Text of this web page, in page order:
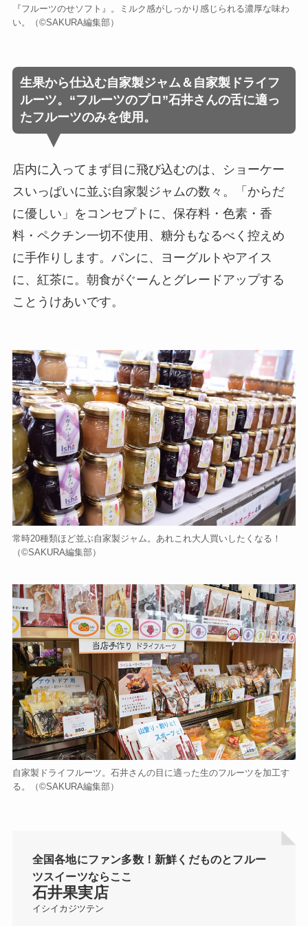
『フルーツのせソフト』。ミルク感がしっかり感じられる濃厚な味わ
い。（©️SAKURA編集部）
生果から仕込む自家製ジャム＆自家製ドライフ
ルーツ。“フルーツのプロ”石井さんの舌に適っ
たフルーツのみを使用。
店内に入ってまず目に飛び込むのは、ショーケー
スいっぱいに並ぶ自家製ジャムの数々。「からだ
に優しい」をコンセプトに、保存料・色素・香
料・ペクチン一切不使用、糖分もなるべく控えめ
に手作りします。パンに、ヨーグルトやアイス
に、紅茶に。朝食がぐーんとグレードアップする
ことうけあいです。
常時20種類ほど並ぶ自家製ジャム。あれこれ大人買いしたくなる！
（©️SAKURA編集部）
自家製ドライフルーツ。石井さんの目に適った生のフルーツを加工す
る。（©️SAKURA編集部）
全国各地にファン多数！新鮮くだものとフルー
ツスイーツならここ
石井果実店
イシイカジツテン